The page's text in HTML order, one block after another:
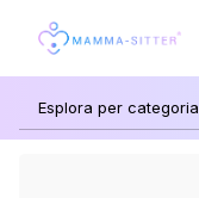
Esplora per categoria